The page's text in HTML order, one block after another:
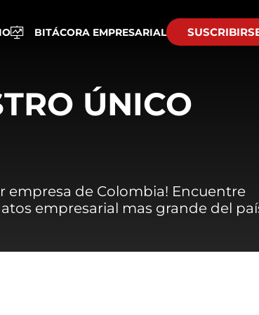
BITÁCORA EMPRESARIAL
ÚNICO
empresa de Colombia! Encuentre
empresarial mas grande del